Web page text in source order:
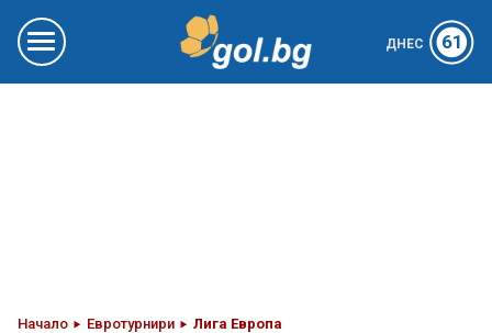
ДНЕС 61
Начало Евротурнири Лига Европа